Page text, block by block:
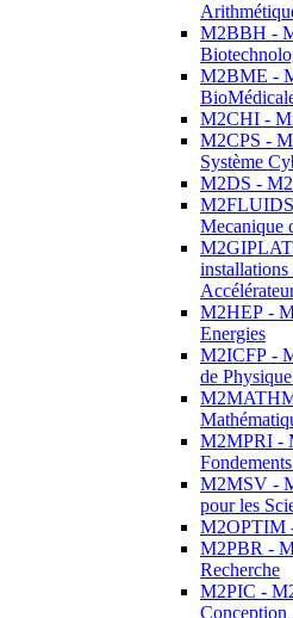
M2BBH -
M2BME -
M2CHI -
M2CPS -
Système
M2DS - M2
Mecanique
installations
M2HEP -
Energies
M2ICFP -
de
M2MPRI -
M2MSV -
pour les
M2OPTIM
M2PBR -
Recherche
M2PIC -
Conception